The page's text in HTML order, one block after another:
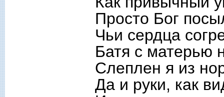
Просто Бог
Чьи сердца
Батя с матерью
Слеплен я из
Да и руки, как